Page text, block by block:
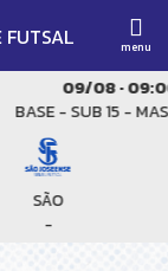
FUTSAL menu
09/08 · 09:00
BASE - SUB 15 -
SÃO